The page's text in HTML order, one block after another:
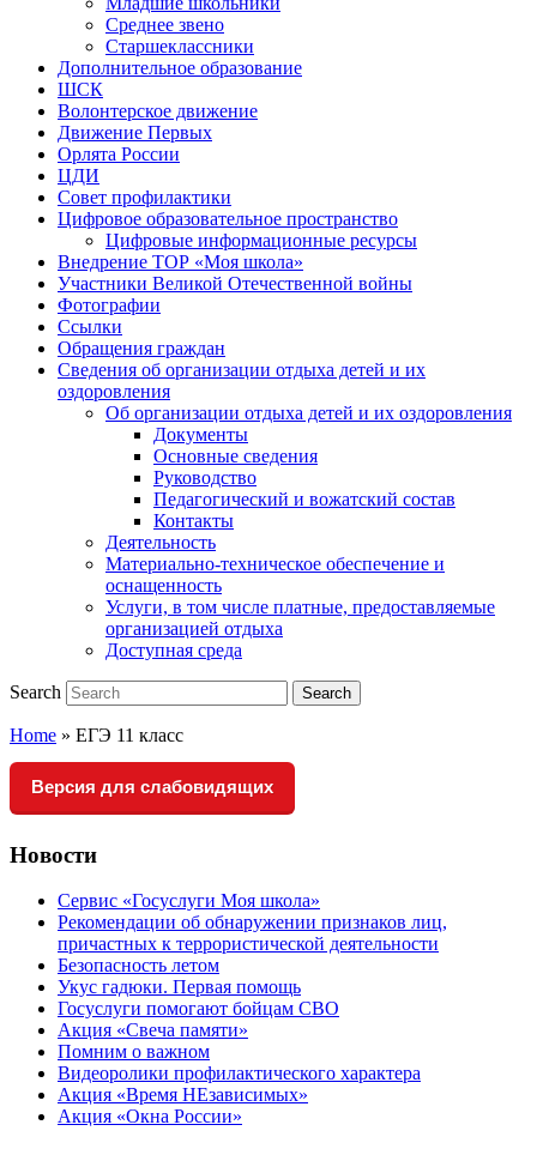
Среднее звено
Старшеклассники
Дополнительное образование
ШСК
Волонтерское движение
Движение Первых
Орлята России
ЦДИ
Совет профилактики
Цифровое образовательное пространство
Цифровые информационные ресурсы
Внедрение ТОР «Моя школа»
Участники Великой Отечественной войны
Фотографии
Ссылки
Обращения граждан
Сведения об организации отдыха детей и их
оздоровления
Об организации отдыха детей и их оздоровления
Документы
Основные сведения
Руководство
Педагогический и вожатский состав
Контакты
Деятельность
Материально-техническое обеспечение и
оснащенность
Услуги, в том числе платные, предоставляемые
организацией отдыха
Доступная среда
Search Search
Home » ЕГЭ 11 класс
Версия для слабовидящих
Новости
Сервис «Госуслуги Моя школа»
Рекомендации об обнаружении признаков лиц,
причастных к террористической деятельности
Безопасность летом
Укус гадюки. Первая помощь
Госуслуги помогают бойцам СВО
Акция «Свеча памяти»
Помним о важном
Видеоролики профилактического характера
Акция «Время НЕзависимых»
Акция «Окна России»